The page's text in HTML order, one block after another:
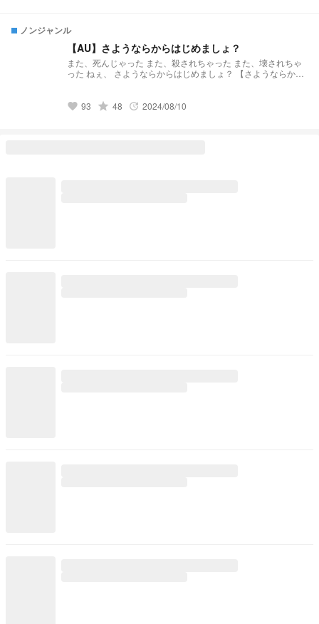
よな？ さぁ、狂え、暴れろ、叫べ " 俺らの登場だ "
ノンジャンル
【AU】さようならからはじめましょ？
また、死んじゃった また、殺されちゃった また、壊されちゃ
った ねぇ、 さようならからはじめましょ？ 【さようならから
しみ下さい。 時系列散々 本編同様不穏注意
favorite 93 grade 48 update 2024/08/10